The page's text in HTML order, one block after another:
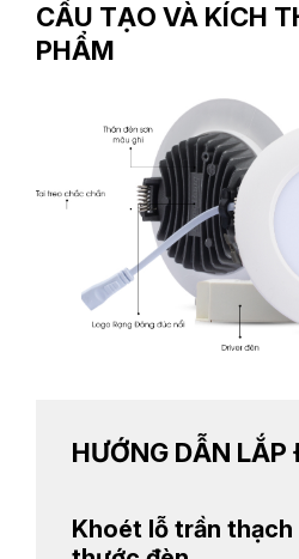
CẤU TẠO VÀ KÍCH
PHẨM
HƯỚNG DẪN
Khoét lỗ trần